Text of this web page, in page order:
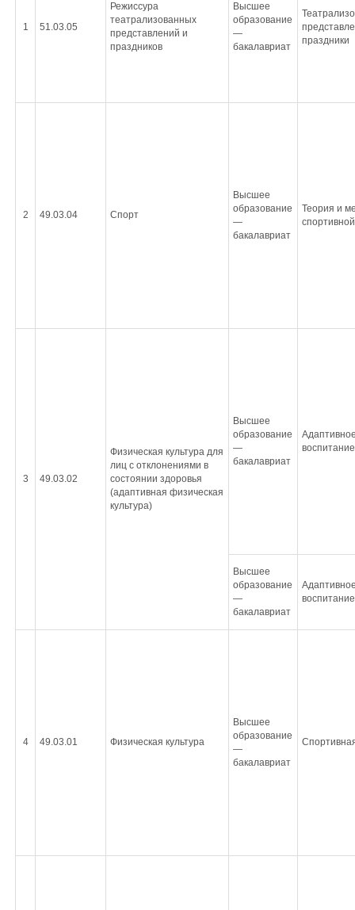
1 51.03.05
Режиссура
театрализованных
представлений и
праздников
Высшее
образование
—
бакалавриат
праздники
2 49.03.04 Спорт
Высшее
образование
—
бакалавриат
Теория и
3 49.03.02
Физическая культура для
лиц с отклонениями в
состоянии здоровья
(адаптивная физическая
культура)
Высшее
образование
—
бакалавриат
воспитание
Высшее
образование
—
бакалавриат
воспитание
4 49.03.01 Физическая культура
Высшее
образование
—
бакалавриат